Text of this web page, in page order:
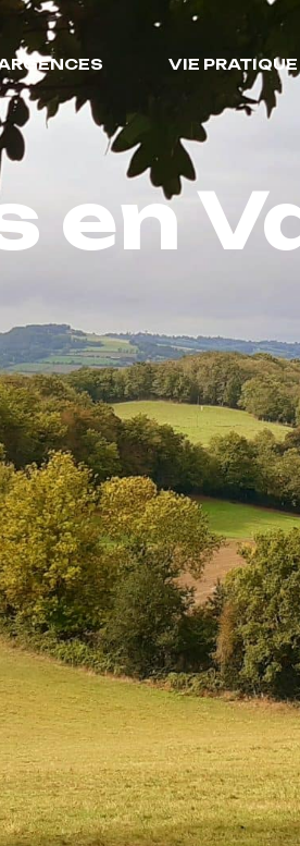
VIE PRATIQUE
en